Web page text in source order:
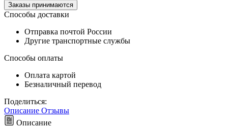
Заказы принимаются
Способы доставки
Отправка почтой России
Другие транспортные службы
Способы оплаты
Оплата картой
Безналичный перевод
Поделиться:
Описание Отзывы
Описание